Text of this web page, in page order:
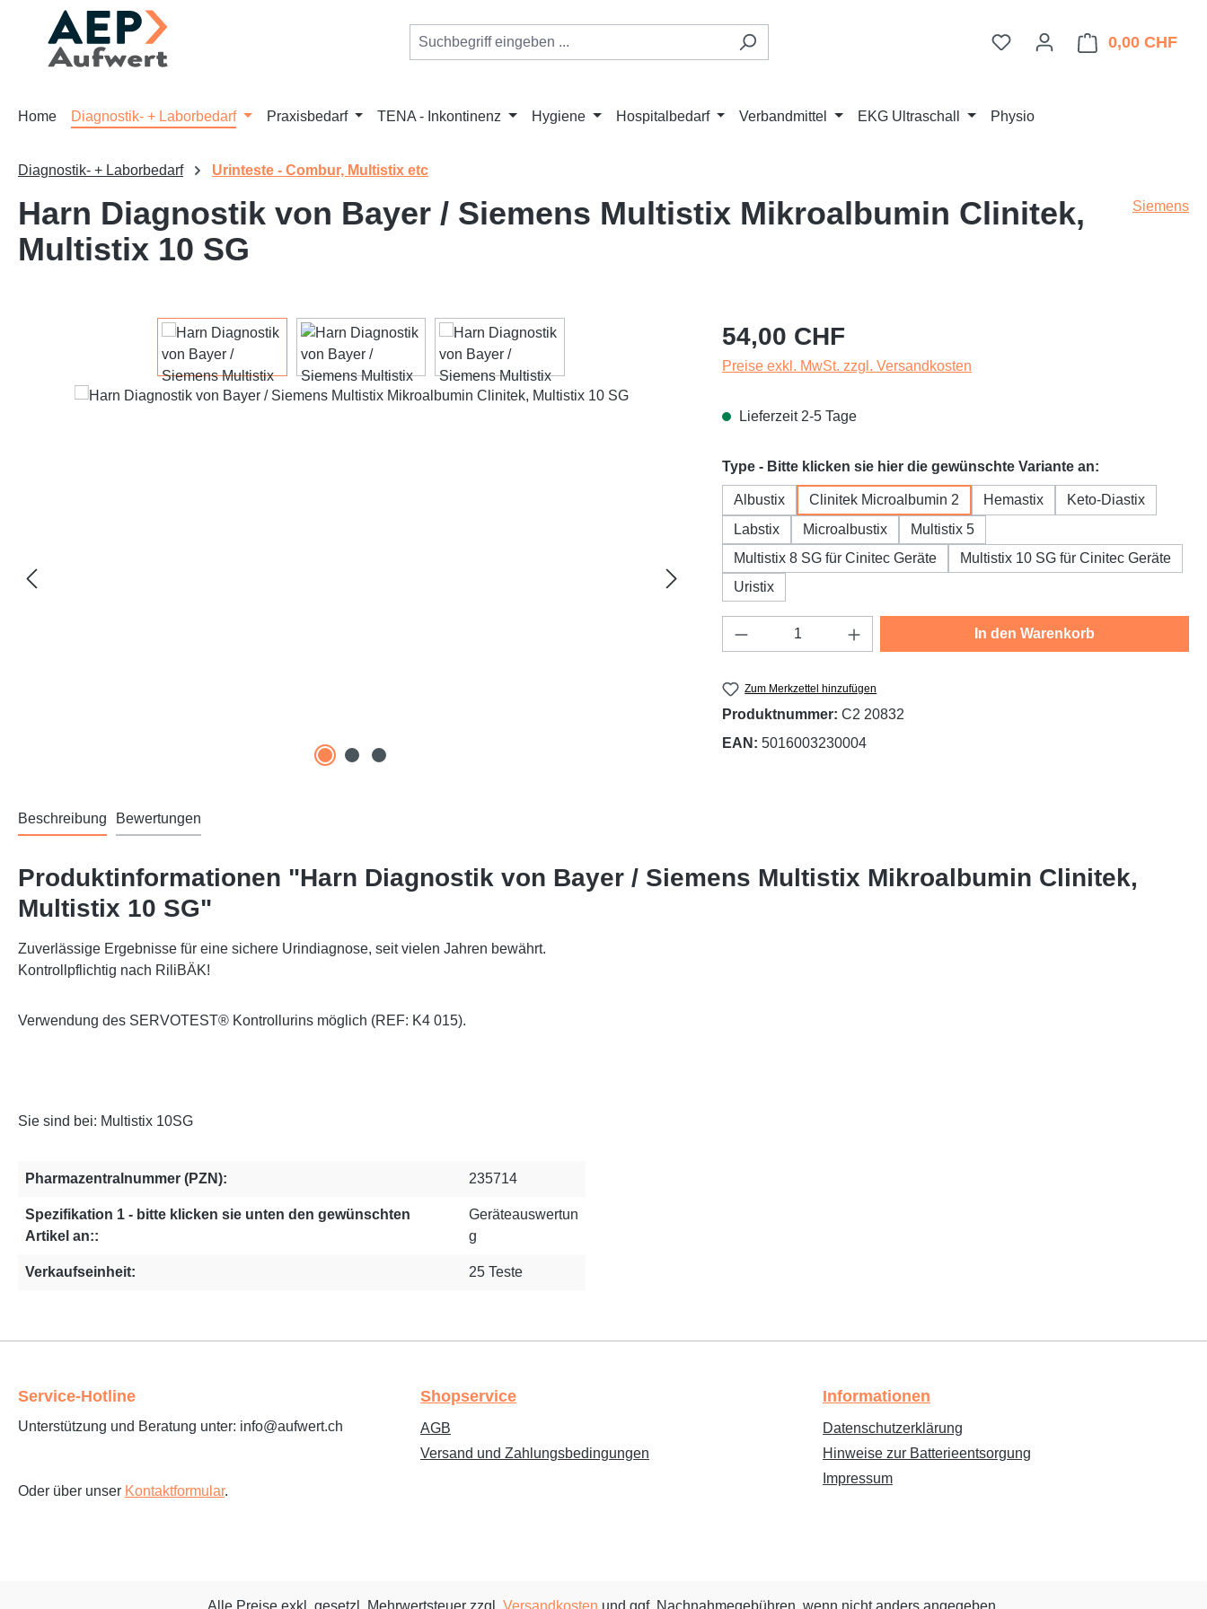
Hauptinhalt springen
Zur Suche springen
Zur Hauptnavigation springen
Du hast 0 Produkte auf dem
0,00 CHF
Home Diagnostik- + Laborbedarf Praxisbedarf TENA - Inkontinenz Hygiene Hospitalbedarf Verbandmittel EKG Ultraschall Physio
Diagnostik- + Laborbedarf Urinteste - Combur, Multistix etc
Harn Diagnostik von Bayer / Siemens Multistix Mikroalbumin Clinitek,
Multistix 10 SG
Siemens
Bildergalerie überspringen Regulärer Preis:
54,00 CHF
Preise exkl. MwSt. zzgl. Versandkosten
Lieferzeit 2-5 Tage
Type - Bitte klicken sie hier die gewünschte Variante an:
Albustix Clinitek Microalbumin 2 Hemastix
Keto-Diastix
Labstix
Microalbustix
Multistix 5
Multistix 8 SG für Cinitec Geräte
Multistix 10 SG für Cinitec Geräte
Uristix
Produkt Anzahl: Gib den gewünschten Wert ein
In den Warenkorb
Zum Merkzettel hinzufügen
Produktnummer: C2 20832
EAN: 5016003230004
Beschreibung Bewertungen
Produktinformationen "Harn Diagnostik von Bayer / Siemens Multistix Mikroalbumin Clinitek,
Multistix 10 SG"
Zuverlässige Ergebnisse für eine sichere Urindiagnose, seit vielen Jahren bewährt.
Kontrollpflichtig nach RiliBÄK!
Verwendung des SERVOTEST® Kontrollurins möglich (REF: K4 015).
Sie sind bei: Multistix 10SG
Pharmazentralnummer (PZN): 235714
Spezifikation 1 - bitte klicken sie unten den gewünschten
Artikel an::
Geräteauswertun
g
Verkaufseinheit: 25 Teste
Service-Hotline
Unterstützung und Beratung unter: info@aufwert.ch
Oder über unser Kontaktformular.
Shopservice
AGB
Versand und Zahlungsbedingungen
Informationen
Datenschutzerklärung
Hinweise zur Batterieentsorgung
Impressum
Alle Preise exkl. gesetzl. Mehrwertsteuer zzgl. Versandkosten und ggf. Nachnahmegebühren, wenn nicht anders angegeben.